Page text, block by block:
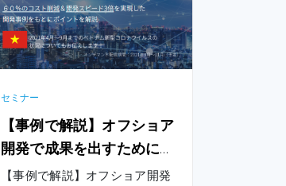
セミナー
【事例で解説】オフショア
開発で成果を出すためには
？
【事例で解説】オフショア開発